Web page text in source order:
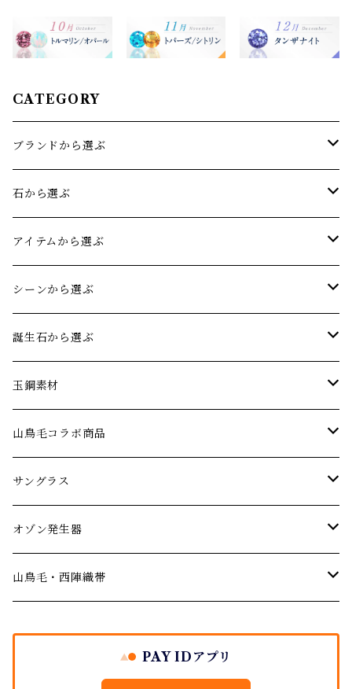
CATEGORY
ブランドから選ぶ
sowi(ソーイ)
オリジナルジュエリー
石から選ぶ
アクアマリン
アメジスト
エメラルド
オパール
ガーネット
デマントイドガーネット
サファイア
シトリン
ダイヤモンド
アイテムから選ぶ
リング
ネックレス
ブレスレット･バングル
ピアス･イヤリング
ルース(ストーン)
シーンから選ぶ
パーティーやお呼ばれに…
アニバーサリー 記念日ジュエリー
婚約指輪 エンゲージリング
結婚記念日のジュエリー
厄年厄除けのお守りに…
誕生石から選ぶ
1月の誕生石【ガーネット】
２月の誕生石【アメジスト】
３月の誕生石【アクアマリン】
４月の誕生石【ダイヤモンド】
５月の誕生石【エメラルド】
玉鋼素材
ネックレス
山鳥毛コラボ商品
サングラス
オゾン発生器
サングラス
山鳥毛モデルサングラス
オゾン発生器
山鳥毛モデルオゾン発生器
山鳥毛・西陣織帯
PAY IDアプリ